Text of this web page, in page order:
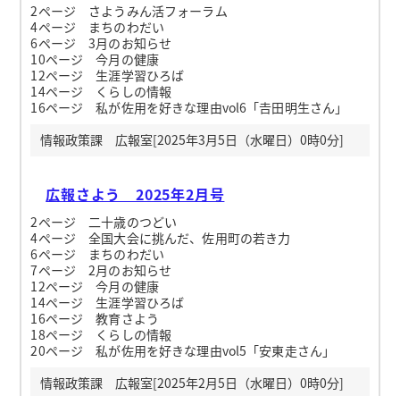
2ページ さようみん活フォーラム
4ページ まちのわだい
6ページ 3月のお知らせ
10ページ 今月の健康
12ページ 生涯学習ひろば
14ページ くらしの情報
16ページ 私が佐用を好きな理由vol6「𠮷田明生さん」
情報政策課 広報室[2025年3月5日（水曜日）0時0分]
広報さよう 2025年2月号
2ページ 二十歳のつどい
4ページ 全国大会に挑んだ、佐用町の若き力
6ページ まちのわだい
7ページ 2月のお知らせ
12ページ 今月の健康
14ページ 生涯学習ひろば
16ページ 教育さよう
18ページ くらしの情報
20ページ 私が佐用を好きな理由vol5「安東走さん」
情報政策課 広報室[2025年2月5日（水曜日）0時0分]